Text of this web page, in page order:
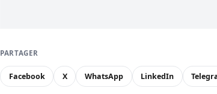
PARTAGER
Facebook X WhatsApp LinkedIn